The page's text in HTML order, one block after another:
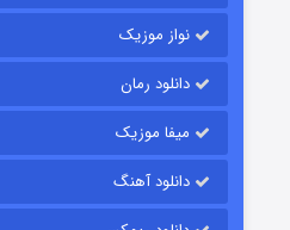
نواز موزیک
دانلود رمان
میفا موزیک
دانلود آهنگ